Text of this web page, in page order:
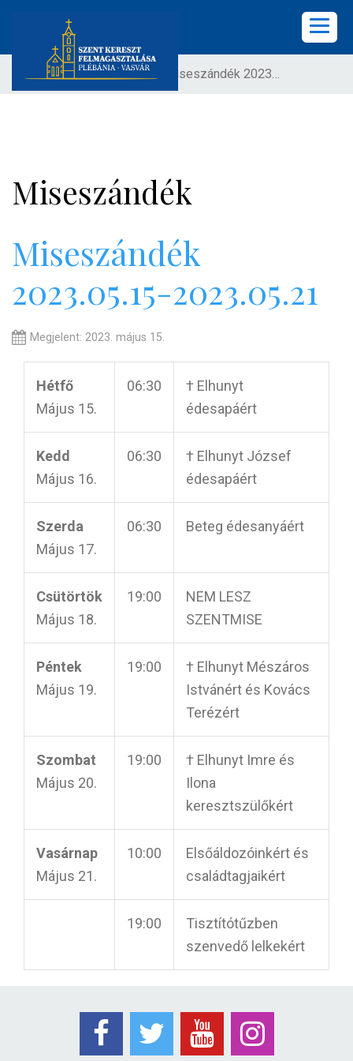
KEZDŐLAP
KÖZÖSSÉGEK
Ön itt van: Címlap Miseszándék 2023.05.15-2023.05.21
Miseszándék
Miseszándék
2023.05.15-2023.05.21
Megjelent: 2023. május 15.
Hétfő
Május 15.
06:30
† Elhunyt
édesapáért
Kedd
Május 16.
06:30
† Elhunyt József
édesapáért
Szerda
Május 17.
06:30 Beteg édesanyáért
Csütörtök
Május 18.
19:00
NEM LESZ
SZENTMISE
Péntek
Május 19.
19:00
† Elhunyt Mészáros
Istvánért és Kovács
Terézért
Szombat
Május 20.
19:00
† Elhunyt Imre és
Ilona
keresztszülőkért
Vasárnap
Május 21.
10:00
Elsőáldozóinkért és
családtagjaikért
19:00
Tisztítótűzben
szenvedő lelkekért